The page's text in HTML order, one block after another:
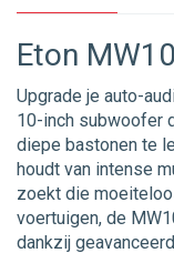
Eton MW10
Upgrade je auto-
10-inch subwoofer
diepe bastonen te
houdt van intense
zoekt die
voertuigen, de
dankzij